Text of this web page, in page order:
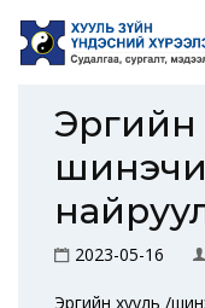
2023-05-16
Эрүүгийн хууль /